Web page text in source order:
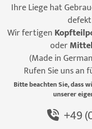
Ihre Liege hat
Wir fertigen
oder
(Made in
Rufen Sie uns an
Bitte beachten Sie, dass
unserer
+49